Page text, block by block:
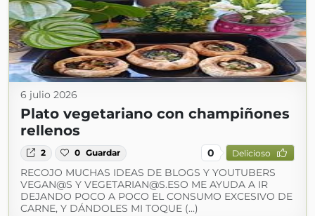
6 julio 2026
Plato vegetariano con champiñones
rellenos
2 0 Guardar 0 Delicioso
RECOJO MUCHAS IDEAS DE BLOGS Y YOUTUBERS
VEGAN@S Y VEGETARIAN@S.ESO ME AYUDA A IR
DEJANDO POCO A POCO EL CONSUMO EXCESIVO DE
CARNE, Y DÁNDOLES MI TOQUE (...)